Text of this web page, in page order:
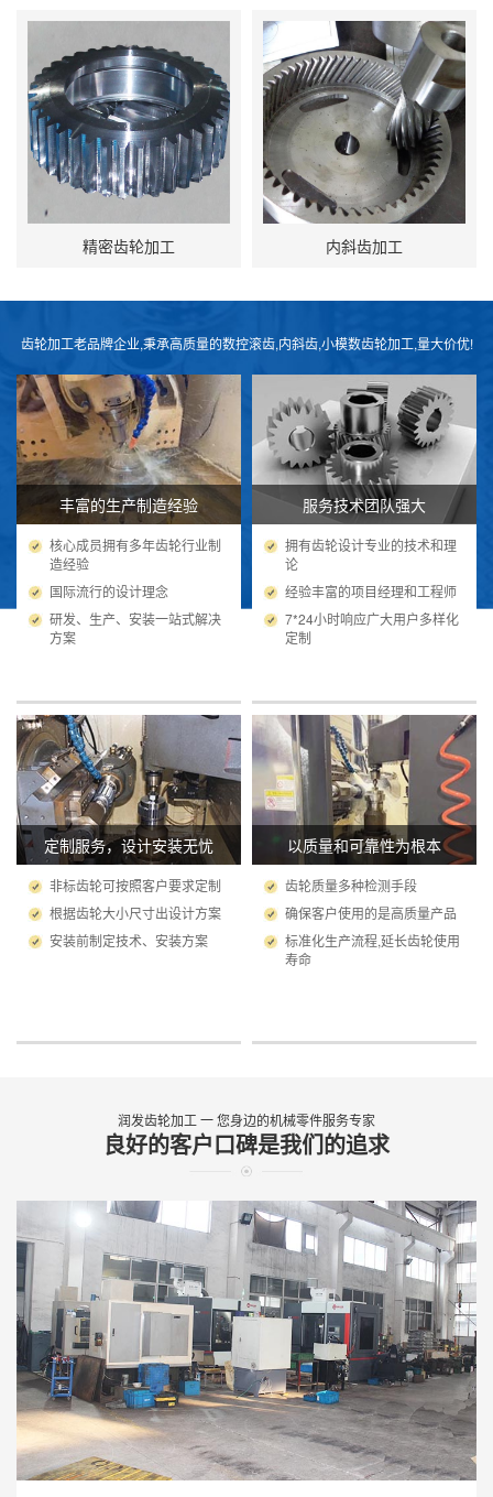
精密齿轮加工 内斜齿加工
齿轮加工老品牌企业,秉承高质量的数控滚齿,内斜齿,小模数齿轮加工,量大价优!
丰富的生产制造经验
核心成员拥有多年齿轮行业制
造经验
国际流行的设计理念
研发、生产、安装一站式解决
方案
服务技术团队强大
拥有齿轮设计专业的技术和理
论
经验丰富的项目经理和工程师
7*24小时响应广大用户多样化
定制
定制服务，设计安装无忧
非标齿轮可按照客户要求定制
根据齿轮大小尺寸出设计方案
安装前制定技术、安装方案
以质量和可靠性为根本
齿轮质量多种检测手段
确保客户使用的是高质量产品
标准化生产流程,延长齿轮使用
寿命
润发齿轮加工 一 您身边的机械零件服务专家
良好的客户口碑是我们的追求